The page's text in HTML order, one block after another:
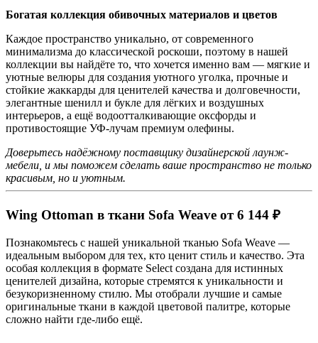
Богатая коллекция обивочных материалов и цветов
Каждое пространство уникально, от современного
минимализма до классической роскоши, поэтому в нашей
коллекции вы найдёте то, что хочется именно вам — мягкие и
уютные велюры для создания уютного уголка, прочные и
стойкие жаккарды для ценителей качества и долговечности,
элегантные шенилл и букле для лёгких и воздушных
интерьеров, а ещё водоотталкивающие оксфорды и
противостоящие УФ-лучам премиум олефины.
Доверьтесь надёжному поставщику дизайнерской лаунж-
мебели, и мы поможем сделать ваше пространство не только
красивым, но и уютным.
Wing Ottoman в ткани Sofa Weave от 6 144 ₽
Познакомьтесь с нашей уникальной тканью Sofa Weave —
идеальным выбором для тех, кто ценит стиль и качество. Эта
особая коллекция в формате Select создана для истинных
ценителей дизайна, которые стремятся к уникальности и
безукоризненному стилю. Мы отобрали лучшие и самые
оригинальные ткани в каждой цветовой палитре, которые
сложно найти где-либо ещё.